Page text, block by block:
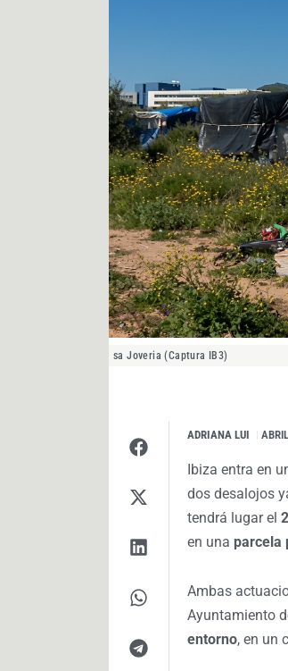
sa Joveria (Captura IB3)
ADRIANA LUI I
Ibiza entra en
dos desalojos
tendrá lugar el
en una parcela
Ambas
Ayuntamiento
entorno, en un